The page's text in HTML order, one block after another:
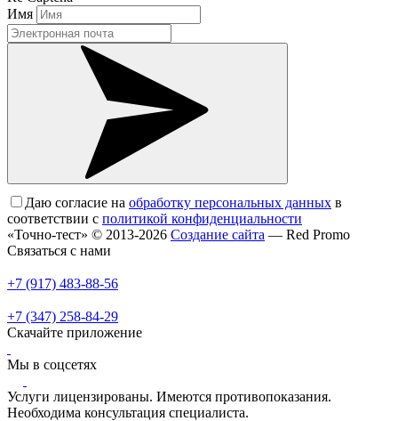
Имя
Даю согласие на обработку персональных данных в
соответствии с политикой конфиденциальности
«Точно-тест» © 2013-2026 Создание сайта — Red Promo
Связаться с нами
+7 (917) 483-88-56
+7 (347) 258-84-29
Скачайте приложение
Мы в соцсетях
Услуги лицензированы. Имеются противопоказания.
Необходима консультация специалиста.